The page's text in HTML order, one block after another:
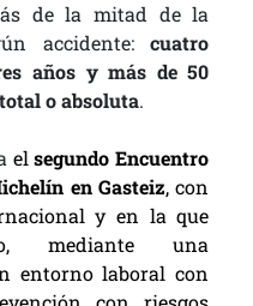
de la mitad de la
accidente:cuatro
años y más de 50
o absoluta.
elsegundo Encuentro
en Gasteiz, con
y en la que
mediante una
entorno laboral con